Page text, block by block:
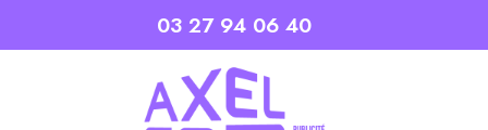
03 27 94 06 40